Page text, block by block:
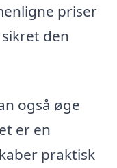
priser
den
også øge
er en
praktisk